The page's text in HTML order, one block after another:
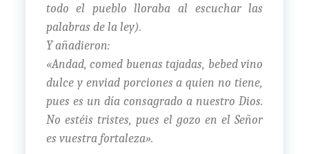
todo el pueblo lloraba al escuchar las
palabras de la ley).
Y añadieron:
«Andad, comed buenas tajadas, bebed vino
dulce y enviad porciones a quien no tiene,
pues es un día consagrado a nuestro Dios.
No estéis tristes, pues el gozo en el Señor
es vuestra fortaleza».